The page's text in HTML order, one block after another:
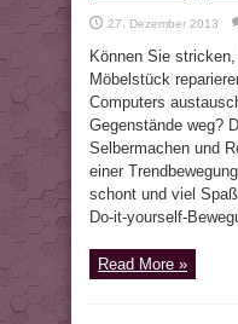
27. Dezember 2013
Können Sie
Möbelstück
Computers
Gegenstände weg?
Selbermachen und
einer
schont und viel
Do-it-yourself-
Read More »